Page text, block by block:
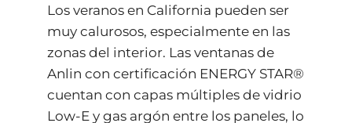
Los veranos en California pueden ser
muy calurosos, especialmente en las
zonas del interior. Las ventanas de
Anlin con certificación ENERGY STAR®
cuentan con capas múltiples de vidrio
Low-E y gas argón entre los paneles, lo